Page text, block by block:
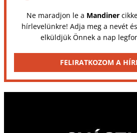
Ne maradjon le a Mandiner
hírlevelünkre! Adja meg a nevét
elküldjük Önnek a nap
FELIRATKOZOM A